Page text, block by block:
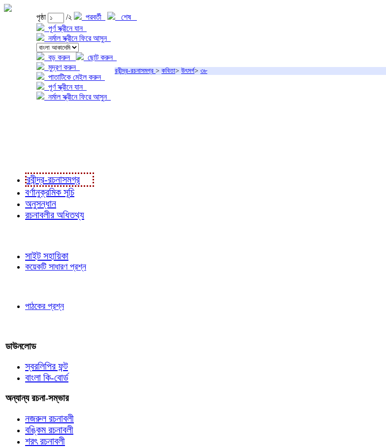
পৃষ্ঠা /২ পরবর্তী
শেষ
পূর্ণ স্ক্রীনে যান
নর্মাল স্ক্রীনে ফিরে আসুন
বড় করুন
ছোট করুন
মুদ্রণ করুন
পাতাটিকে মেইল করুন
পূর্ণ স্ক্রীনে যান
নর্মাল স্ক্রীনে ফিরে আসুন
রবীন্দ্র-রচনাসমগ্র > কবিতা> উৎসর্গ> ৩৮
রবীন্দ্র-রচনাসমগ্র
বর্ণানুক্রমিক সূচি
অনুসন্ধান
রচনাবলীর অধিতথ্য
সাইট সহায়িকা
কয়েকটি সাধারণ প্রশ্ন
পাঠকের প্রশ্ন
ডাউনলোড
স্বরলিপির ফন্ট
বাংলা কি-বোর্ড
অন্যান্য রচনা-সম্ভার
নজরুল রচনাবলী
বঙ্কিম রচনাবলী
শরৎ রচনাবলী